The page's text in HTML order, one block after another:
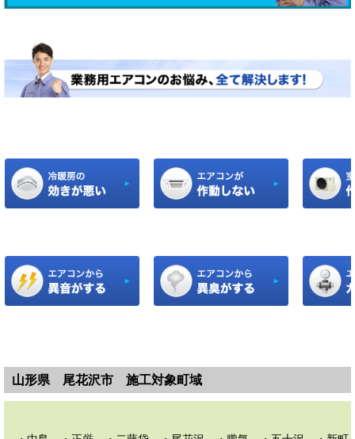
山形県 尾花沢市 施工対象町域